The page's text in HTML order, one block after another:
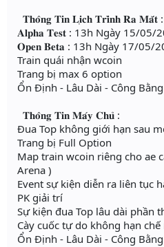
𝐓𝐡𝐨̂𝐧𝐠 𝐓𝐢𝐧 𝐋𝐢̣𝐜𝐡 𝐓𝐫𝐢̀𝐧𝐡 𝐑𝐚 𝐌𝐚̆́𝐭 :
𝐀𝐥𝐩𝐡𝐚 𝐓𝐞𝐬𝐭 : 13h Ngày 15/05/
𝐎𝐩𝐞𝐧 𝐁𝐞𝐭𝐚 : 13h Ngày 17/05/
Train quái nhận wcoin
Trang bị max 6 option
Ổn Định - Lâu Dài - Công
𝐓𝐡𝐨̂𝐧𝐠 𝐓𝐢𝐧 𝐌𝐚́𝐲 𝐂𝐡𝐮̉ :
Đua Top không giới hạn sau
Trang bị Full Option
Map train wcoin riêng cho ae
Arena )
Event sự kiện diễn ra liên tục
PK giải trí
Sự kiện đua Top lâu dài phần
Cày cuốc tự do không hạn
Ổn Định - Lâu Dài - Công